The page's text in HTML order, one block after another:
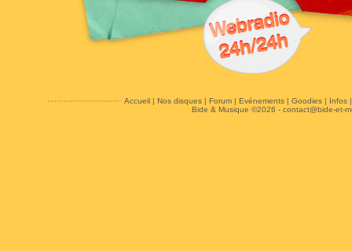
Accueil| Nos disques| Forum| Evénements| Goodies| Infos
Bide & Musique ©2026 - contact@bide-et-